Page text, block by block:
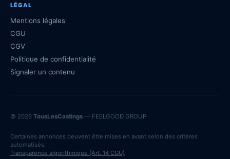
LÉGAL
Mentions légales
CGU
CGV
Politique de confidentialité
Signaler un contenu
© 2026 TousLesCastings — FEELGOOD GROUP
Certaines annonces peuvent être mises en avant selon des critères
automatisés.
Transparence algorithmique (Art. 14 CGU)